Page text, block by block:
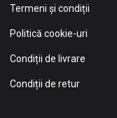
Termeni și condiții
Politică cookie-uri
Condiții de livrare
Condiții de retur